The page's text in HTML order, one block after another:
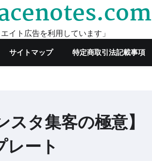
イト広告を利用しています」
サイトマップ 特定商取引法記載事項
タ集客の極意】
レート